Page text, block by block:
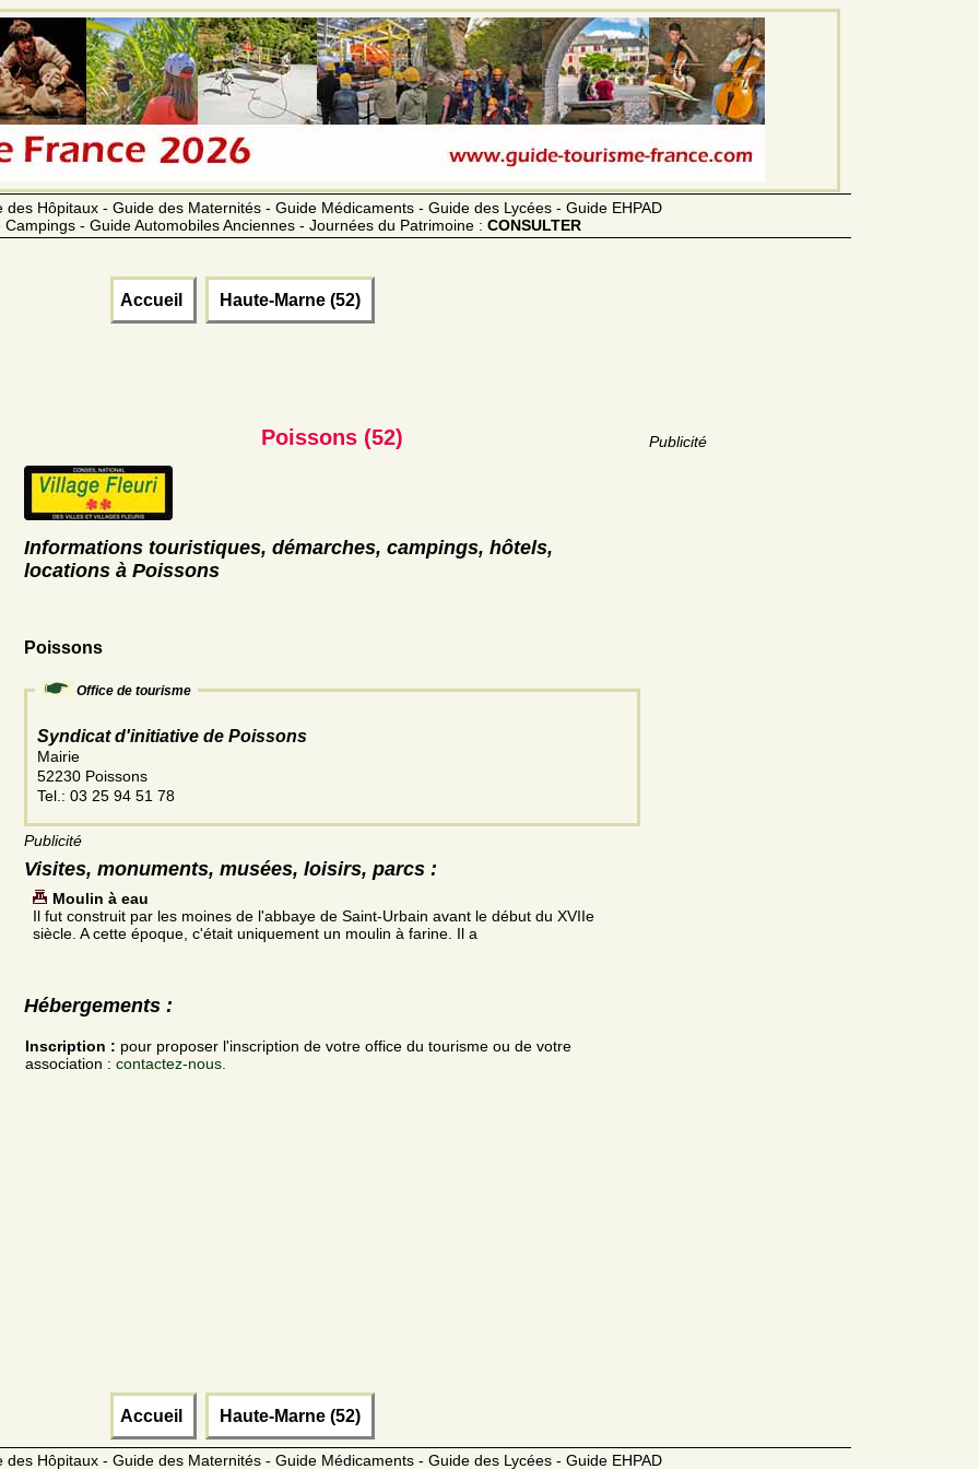
Hôpitaux - Guide des Maternités - Guide Médicaments - Guide des Lycées - Guide EHPAD
- Guide Automobiles Anciennes - Journées du Patrimoine : CONSULTER
Accueil Haute-Marne (52)
Publicité
Poissons (52)
Informations touristiques, démarches, campings, hôtels,
locations à Poissons
Poissons
Office de tourisme
Syndicat d'initiative de Poissons
Mairie
52230 Poissons
Tel.: 03 25 94 51 78
Publicité
Visites, monuments, musées, loisirs, parcs :
Moulin à eau
Il fut construit par les moines de l'abbaye de Saint-Urbain avant le début du XVIIe
siècle. A cette époque, c'était uniquement un moulin à farine. Il a
Hébergements :
Inscription : pour proposer l'inscription de votre office du tourisme ou de votre
association : contactez-nous.
Accueil Haute-Marne (52)
Hôpitaux - Guide des Maternités - Guide Médicaments - Guide des Lycées - Guide EHPAD